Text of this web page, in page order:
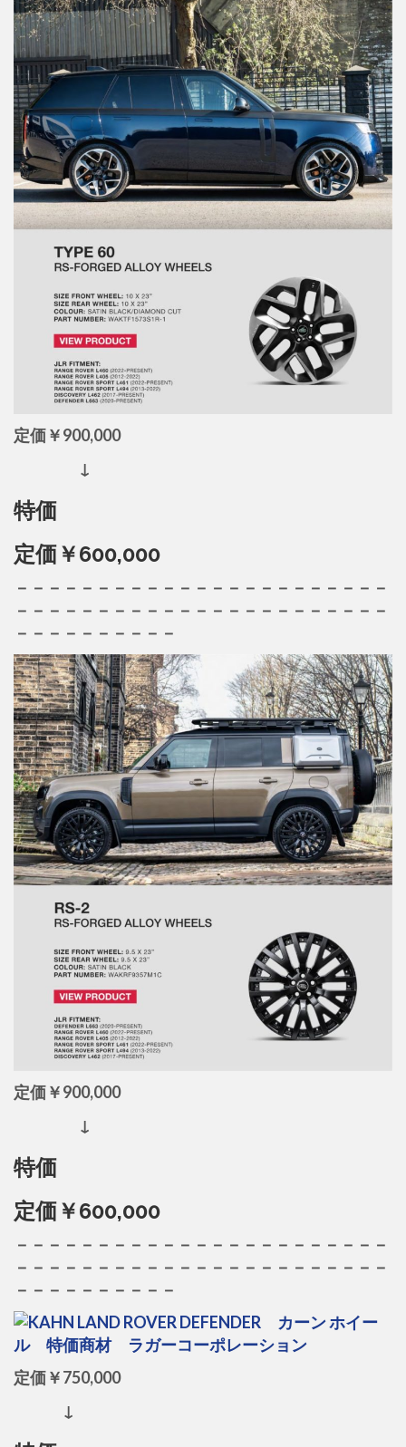
定価￥900,000
↓
特価
定価￥600,000
－－－－－－－－－－－－－－－－－－－－－－－
－－－－－－－－－－－－－－－－－－－－－－－
－－－－－－－－－－
定価￥900,000
↓
特価
定価￥600,000
－－－－－－－－－－－－－－－－－－－－－－－
－－－－－－－－－－－－－－－－－－－－－－－
－－－－－－－－－－
定価￥750,000
↓